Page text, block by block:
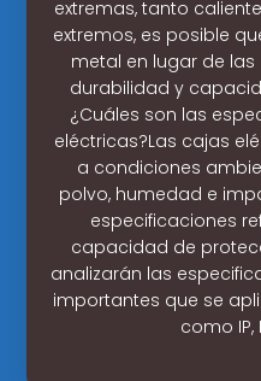
extremas, tanto
extremos, es posible
metal en lugar de
durabilidad y
¿Cuáles son las
eléctricas?Las cajas
a condiciones
polvo, humedad e
especificaciones
capacidad de
analizarán las
importantes que se
como IP,